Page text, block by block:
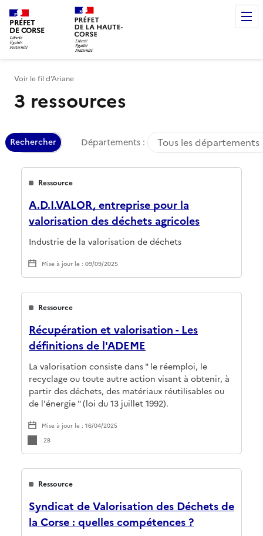
Corspad
PRÉFET
DE CORSE
Voir le fil d’Ariane
3 ressources
Rechercher Départements : Tous les départements
Ressource
A.D.I.VALOR, entreprise pour la
valorisation des déchets agricoles
Industrie de la valorisation de déchets
Mise à jour le : 09/09/2025
Ressource
Récupération et valorisation - Les
définitions de l'ADEME
La valorisation consiste dans " le réemploi, le
recyclage ou toute autre action visant à obtenir, à
partir des déchets, des matériaux réutilisables ou
de l'énergie " (loi du 13 juillet 1992).
Mise à jour le : 16/04/2025
2B
Ressource
Syndicat de Valorisation des Déchets de
la Corse : quelles compétences ?